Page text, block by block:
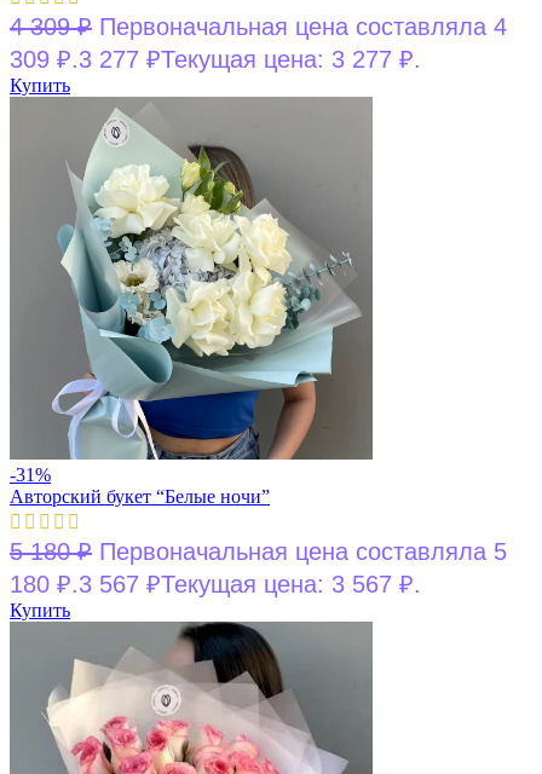
4 309₽ Первоначальная цена составляла 4
309 ₽.3 277 ₽Текущая цена: 3 277 ₽.
Купить
-31%
Авторский букет “Белые ночи”
5 180₽ Первоначальная цена составляла 5
180 ₽.3 567 ₽Текущая цена: 3 567 ₽.
Купить